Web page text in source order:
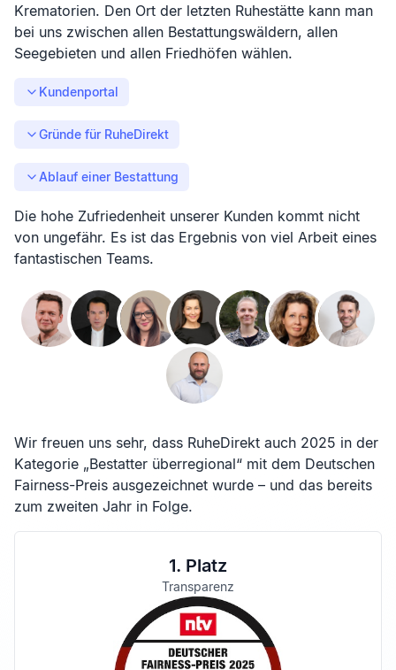
Krematorien. Den Ort der letzten Ruhestätte kann man
bei uns zwischen allen Bestattungswäldern, allen
Seegebieten und allen Friedhöfen wählen.
Kundenportal
Gründe für RuheDirekt
Ablauf einer Bestattung
Die hohe Zufriedenheit unserer Kunden kommt nicht
von ungefähr. Es ist das Ergebnis von viel Arbeit eines
fantastischen Teams.
Wir freuen uns sehr, dass RuheDirekt auch 2025 in der
Kategorie „Bestatter überregional“ mit dem Deutschen
Fairness-Preis ausgezeichnet wurde – und das bereits
zum zweiten Jahr in Folge.
1. Platz
Transparenz